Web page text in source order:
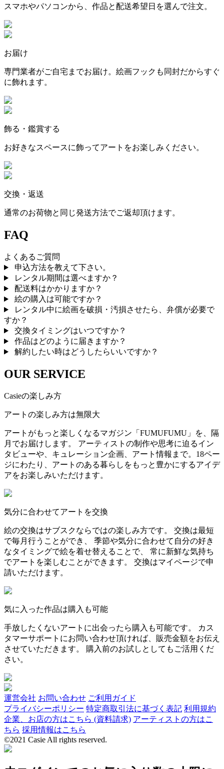
スマホやパソコンから、作品と配送希望日を選んで注文。
お届け
専門業者がご自宅までお届け。絵画フックも同封だからすぐ
に飾れます。
飾る・鑑賞する
お好きなスペースに飾ってアートをお楽しみください。
交換・返送
通常のお荷物と同じ発送方法でご返却頂けます。
FAQ
よくあるご質問
申込方法を教えて下さい。
レンタル期間は選べますか？
配送料はかかりますか？
絵の購入は可能ですか？
レンタル中に絵画を破損・汚損させたら、弁償が必要で
すか？
交換タイミングはいつですか？
作品はどのように届きますか？
解約したい時はどうしたらいいですか？
OUR SERVICE
Casieの楽しみ方
アートの楽しみ方は無限大
アートがもっと楽しくなるマガジン「FUMUFUMU」を、隔
月でお届けします。 アーティストの制作や思考に迫るイン
タビューや、キュレーション企画、アート情報まで。18ペー
ジにわたり、アートのある暮らしをもっと豊かにするアイデ
アをお楽しみいただけます。
気分に合わせてアートを交換
絵の交換はサブスクならではの楽しみ方です。 交換は最短
で毎月行うことができ、 季節や気分に合わせて自分の好き
なタイミングで絵を着せ替えることで、 常に新鮮な気持ち
でアートを楽しむことができます。 交換はマイページで申
請いただけます。
気に入った作品は購入も可能
手放したくないアートに出会ったら購入も可能です。 カス
タマーサポートにお問い合わせ頂ければ、販売金額をお伝え
させていただきます。 購入前のお試しとしてもご活用くだ
さい。
運営会社 お問い合わせ ご利用ガイド
プライバシーポリシー 特定商取引法に基づく表記 利用規約
企業、お店の方はこちら (資料請求) アーティストの方はこ
ちら 採用情報はこちら
©2021 Casie All rights reserved.